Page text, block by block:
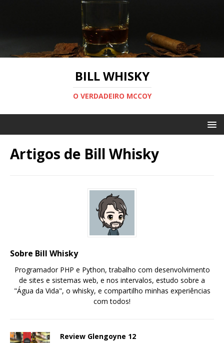
BILL WHISKY
O VERDADEIRO MCCOY
Artigos de Bill Whisky
Sobre Bill Whisky
Programador PHP e Python, trabalho com desenvolvimento
de sites e sistemas web, e nos intervalos, estudo sobre a
"Água da Vida", o whisky, e compartilho minhas experiências
com todos!
Review Glengoyne 12